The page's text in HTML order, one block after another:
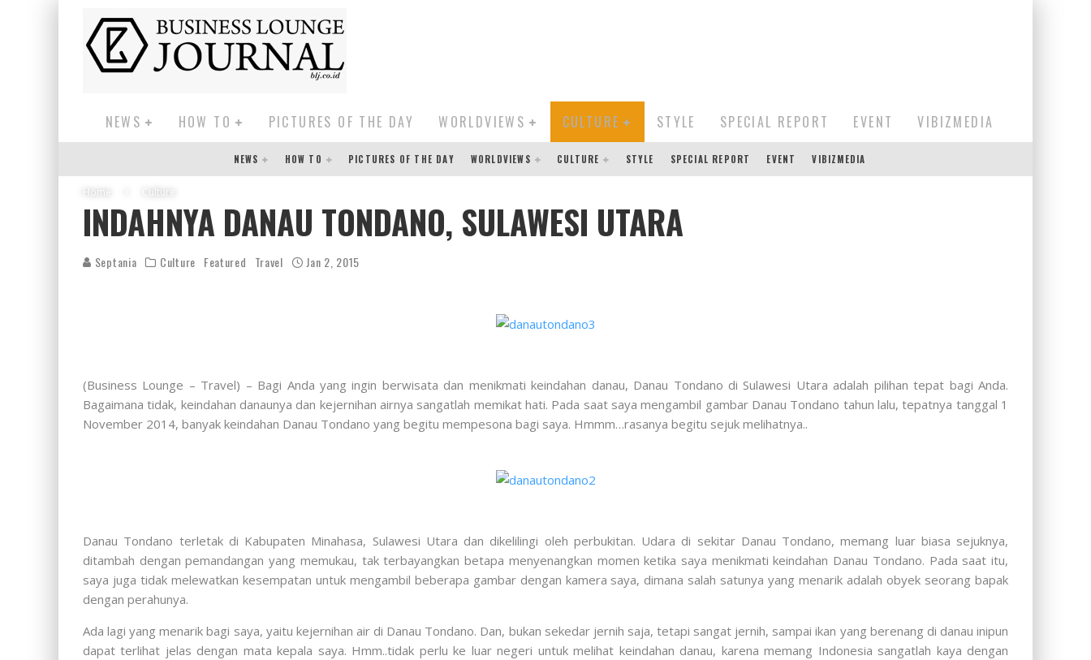
NEWS HOW TO PICTURES OF THE DAY WORLDVIEWS CULTURE STYLE SPECIAL REPORT EVENT VIBIZMEDIA
NEWS HOW TO PICTURES OF THE DAY WORLDVIEWS CULTURE STYLE SPECIAL REPORT EVENT VIBIZMEDIA
Home Culture
INDAHNYA DANAU TONDANO, SULAWESI UTARA
Septania Culture Featured Travel Jan 2, 2015
(Business Lounge – Travel) – Bagi Anda yang ingin berwisata dan menikmati keindahan danau, Danau Tondano di Sulawesi Utara adalah pilihan tepat bagi Anda.
Bagaimana tidak, keindahan danaunya dan kejernihan airnya sangatlah memikat hati. Pada saat saya mengambil gambar Danau Tondano tahun lalu, tepatnya tanggal 1
November 2014, banyak keindahan Danau Tondano yang begitu mempesona bagi saya. Hmmm…rasanya begitu sejuk melihatnya..
Danau Tondano terletak di Kabupaten Minahasa, Sulawesi Utara dan dikelilingi oleh perbukitan. Udara di sekitar Danau Tondano, memang luar biasa sejuknya,
ditambah dengan pemandangan yang memukau, tak terbayangkan betapa menyenangkan momen ketika saya menikmati keindahan Danau Tondano. Pada saat itu,
saya juga tidak melewatkan kesempatan untuk mengambil beberapa gambar dengan kamera saya, dimana salah satunya yang menarik adalah obyek seorang bapak
dengan perahunya.
Ada lagi yang menarik bagi saya, yaitu kejernihan air di Danau Tondano. Dan, bukan sekedar jernih saja, tetapi sangat jernih, sampai ikan yang berenang di danau inipun
dapat terlihat jelas dengan mata kepala saya. Hmm..tidak perlu ke luar negeri untuk melihat keindahan danau, karena memang Indonesia sangatlah kaya dengan